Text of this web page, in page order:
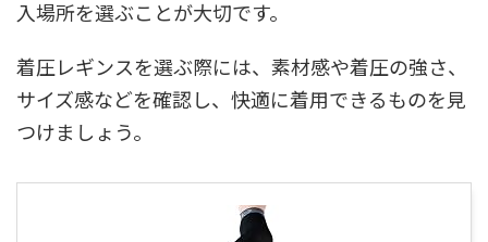
入場所を選ぶことが大切です。
着圧レギンスを選ぶ際には、素材感や着圧の強さ、
サイズ感などを確認し、快適に着用できるものを見
つけましょう。